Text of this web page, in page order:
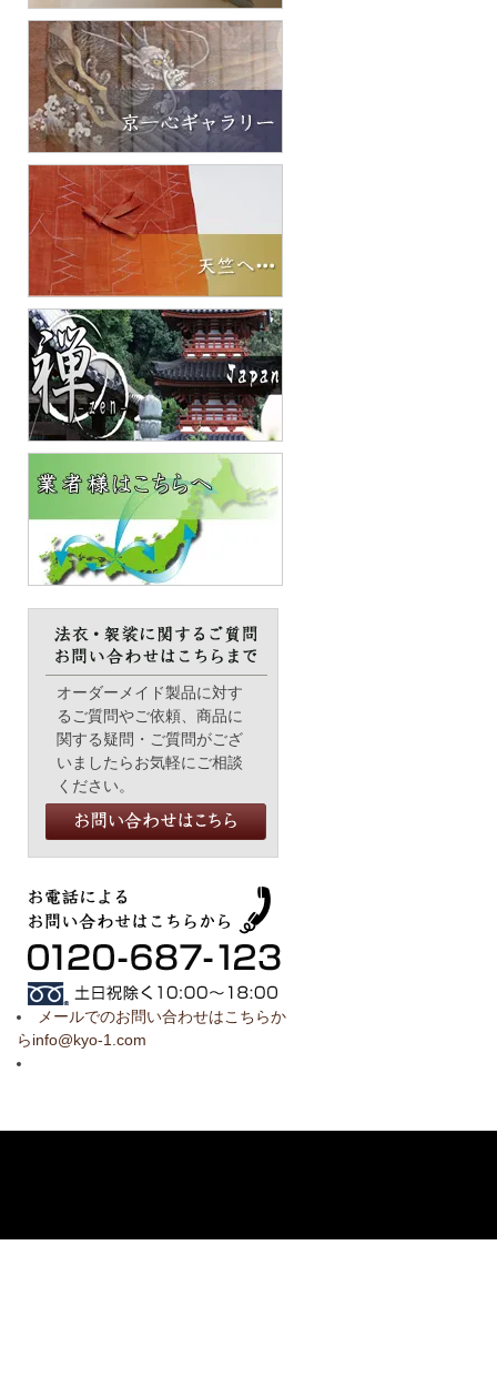
オーダーメイド製品に対す
るご質問やご依頼、商品に
関する疑問・ご質問がござ
いましたらお気軽にご相談
ください。
メールでのお問い合わせはこちらか
らinfo@kyo-1.com